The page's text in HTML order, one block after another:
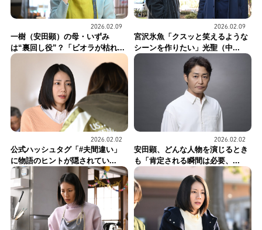
2026.02.09
一樹（安田顕）の母・いずみ
は“裏回し役”？「ビオラが枯れ...
2026.02.09
宮沢氷魚「クスッと笑えるような
シーンを作りたい」光聖（中...
2026.02.02
公式ハッシュタグ「#夫間違い」
に物語のヒントが隠されてい...
2026.02.02
安田顕、どんな人物を演じるとき
も「肯定される瞬間は必要、...